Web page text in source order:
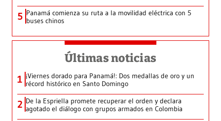
5 Panamá comienza su ruta a la movilidad eléctrica con 5
buses chinos
Últimas noticias
1 ¡Viernes dorado para Panamá!: Dos medallas de oro y un
récord histórico en Santo Domingo
2 De la Espriella promete recuperar el orden y declara
agotado el diálogo con grupos armados en Colombia